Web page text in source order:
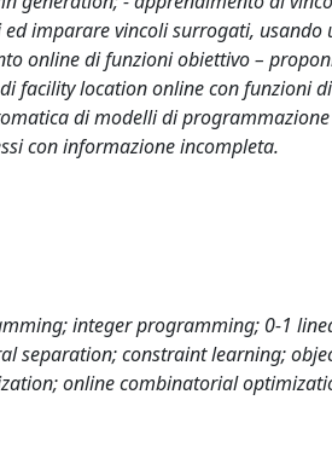
imparare vincoli surrogati, usando
online di funzioni obiettivo –
facility location online con funzioni di
di modelli di programmazione
con informazione incompleta.
integer programming; 0-1
separation; constraint learning;
online combinatorial